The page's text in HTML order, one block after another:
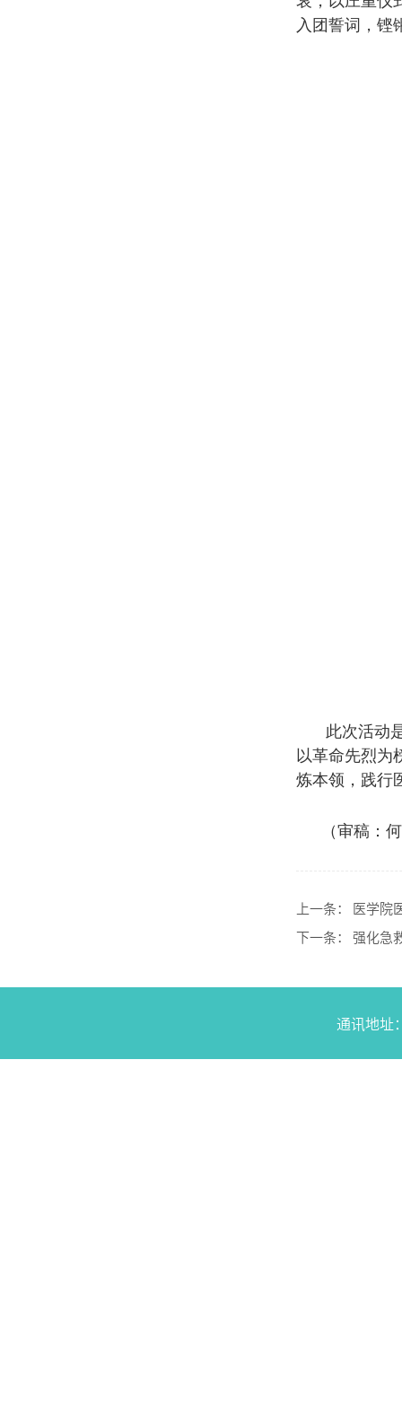
入团誓词，铿
此次活动
以革命先烈为
炼本领，践行
（审稿：
上一条： 医学院
下一条： 强化急
通讯地址